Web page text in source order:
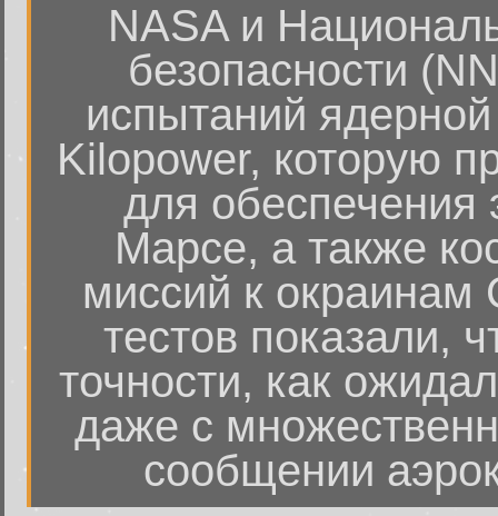
NASA и
безопасности
испытаний ядерной
Kilopower, которую
для обеспечения
Марсе, а также
миссий к окраинам
тестов показали,
точности, как
даже с
сообщении